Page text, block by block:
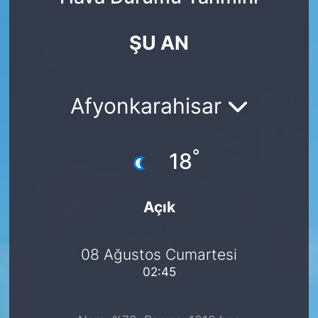
ŞU AN
Afyonkarahisar
18°
Açık
08 Ağustos Cumartesi
02:45
SAVUNMA SANAYİ
FESTİVAL HABERLERİ
FESTİVAL TAKVİMİ